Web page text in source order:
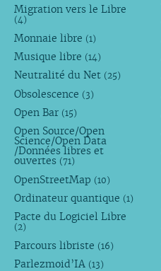
Migration vers le Libre
(4)
Monnaie libre (1)
Musique libre (14)
Neutralité du Net (25)
Obsolescence (3)
Open Bar (15)
Open Source/Open
Science/Open Data
/Données libres et
ouvertes (71)
OpenStreetMap (10)
Ordinateur quantique (1)
Pacte du Logiciel Libre
(2)
Parcours libriste (16)
Parlezmoid’IA (13)